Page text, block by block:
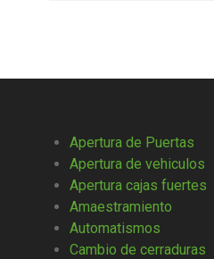
Apertura de Puertas
Apertura de vehiculos
Apertura cajas fuertes
Amaestramiento
Automatismos
Cambio de cerraduras